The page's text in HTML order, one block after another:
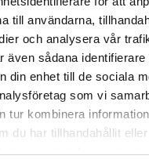
till användarna,
och analysera vår
även sådana identifierare
din enhet till de sociala
som vi
tur kombinera
du har tillhandahållit
har använt deras